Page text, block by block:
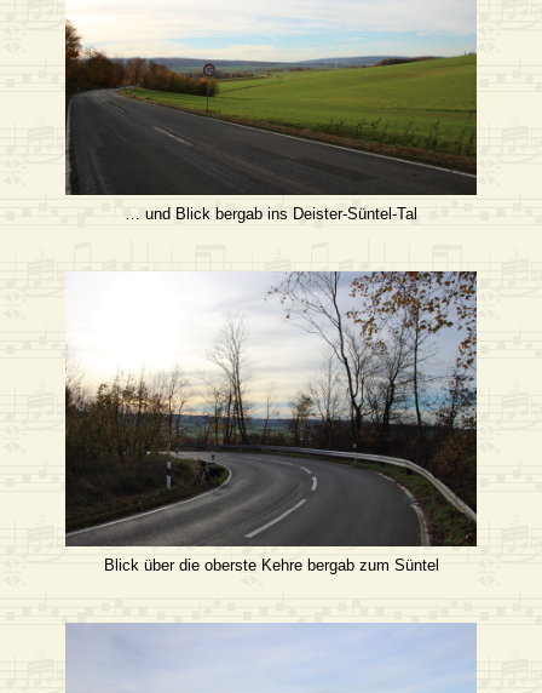
… und Blick bergab ins Deister-Süntel-Tal
Blick über die oberste Kehre bergab zum Süntel